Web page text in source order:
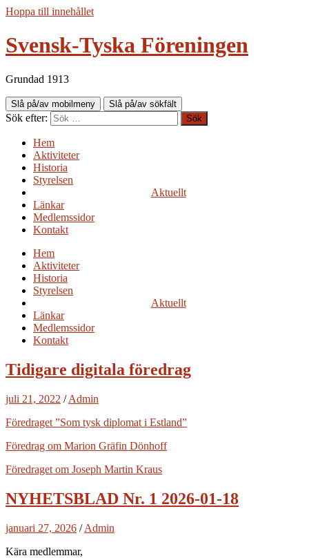
Hoppa till innehållet
Svensk-Tyska Föreningen
Grundad 1913
Slå på/av mobilmeny Slå på/av sökfält
Sök efter:
Hem
Aktiviteter
Historia
Styrelsen
Aktuellt
Länkar
Medlemssidor
Kontakt
Hem
Aktiviteter
Historia
Styrelsen
Aktuellt
Länkar
Medlemssidor
Kontakt
Tidigare digitala föredrag
juli 21, 2022 /Admin
Föredraget ”Som tysk diplomat i Estland”
Föredrag om Marion Gräfin Dönhoff
Föredraget om Joseph Martin Kraus
NYHETSBLAD Nr. 1 2026-01-18
januari 27, 2026 /Admin
Kära medlemmar,